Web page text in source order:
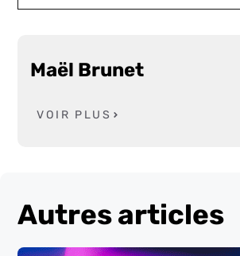
Maël Brunet
VOIR PLUS
Autres articles